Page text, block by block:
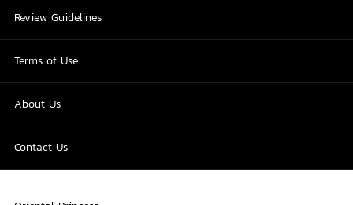
Review Guidelines
Terms of Use
About Us
Contact Us